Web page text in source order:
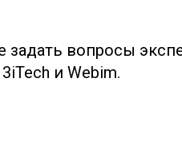
вопросы
и Webim.